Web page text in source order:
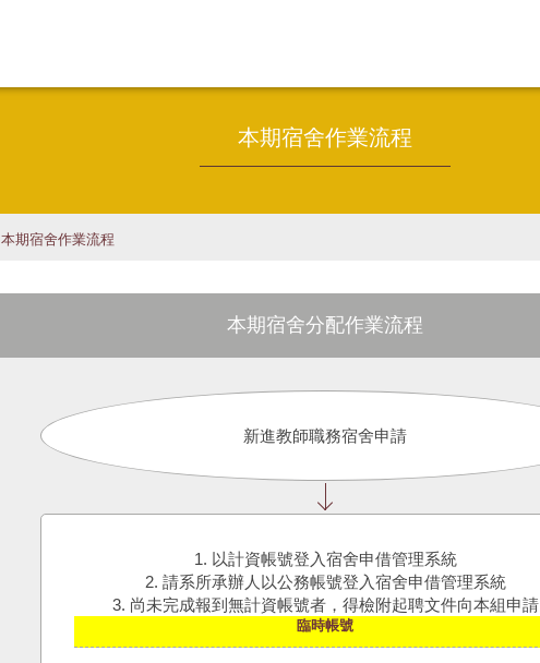
本期宿舍作業流程
本期宿舍作業流程
本期宿舍分配作業流程
新進教師職務宿舍申請
1. 以計資帳號登入宿舍申借管理系統
2. 請系所承辦人以公務帳號登入宿舍申借管理系統
3. 尚未完成報到無計資帳號者，得檢附起聘文件向本組申請
臨時帳號